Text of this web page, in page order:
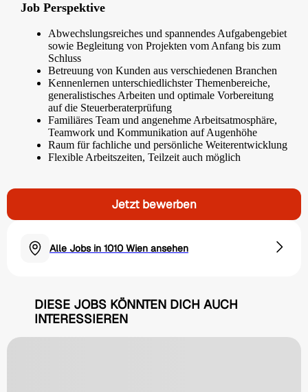
Job Perspektive
Abwechslungsreiches und spannendes Aufgabengebiet
sowie Begleitung von Projekten vom Anfang bis zum
Schluss
Betreuung von Kunden aus verschiedenen Branchen
Kennenlernen unterschiedlichster Themenbereiche,
generalistisches Arbeiten und optimale Vorbereitung
auf die Steuerberaterprüfung
Familiäres Team und angenehme Arbeitsatmosphäre,
Teamwork und Kommunikation auf Augenhöhe
Raum für fachliche und persönliche Weiterentwicklung
Flexible Arbeitszeiten, Teilzeit auch möglich
Jetzt bewerben
Alle Jobs in 1010 Wien ansehen
DIESE JOBS KÖNNTEN DICH AUCH
INTERESSIEREN